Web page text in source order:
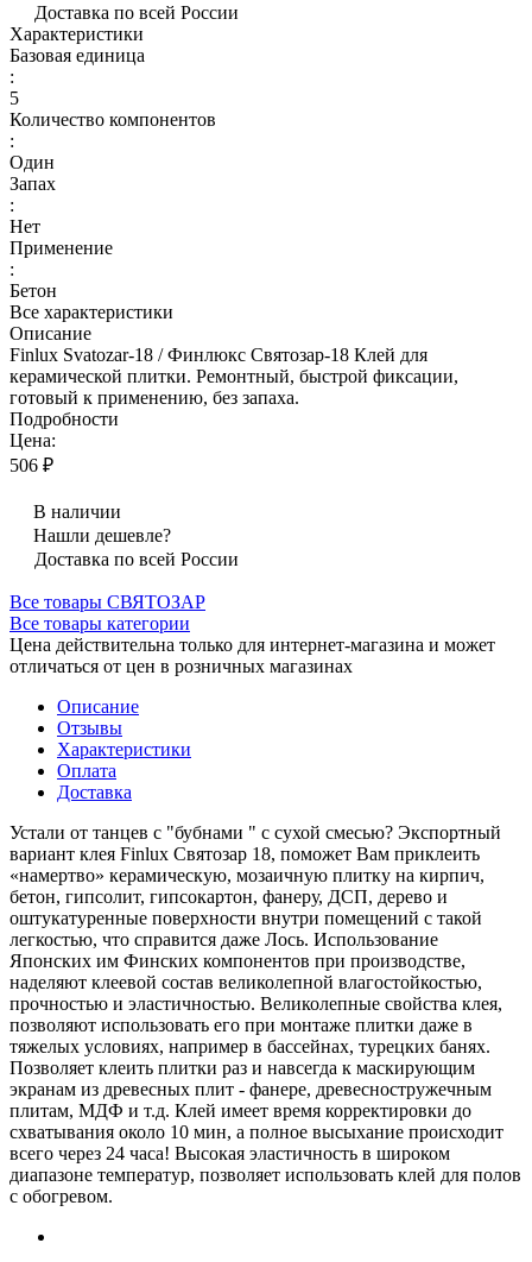
Доставка по всей России
Характеристики
Базовая единица
:
5
Количество компонентов
:
Один
Запах
:
Нет
Применение
:
Бетон
Все характеристики
Описание
Finlux Svatozar-18 / Финлюкс Святозар-18 Клей для
керамической плитки. Ремонтный, быстрой фиксации,
готовый к применению, без запаха.
Подробности
Цена:
506 ₽
В наличии
Нашли дешевле?
Доставка по всей России
Все товары СВЯТОЗАР
Все товары категории
Цена действительна только для интернет-магазина и может
отличаться от цен в розничных магазинах
Описание
Отзывы
Характеристики
Оплата
Доставка
Устали от танцев с "бубнами " с сухой смесью? Экспортный
вариант клея Finlux Святозар 18, поможет Вам приклеить
«намертво» керамическую, мозаичную плитку на кирпич,
бетон, гипсолит, гипсокартон, фанеру, ДСП, дерево и
оштукатуренные поверхности внутри помещений с такой
легкостью, что справится даже Лось. Использование
Японских им Финских компонентов при производстве,
наделяют клеевой состав великолепной влагостойкостью,
прочностью и эластичностью. Великолепные свойства клея,
позволяют использовать его при монтаже плитки даже в
тяжелых условиях, например в бассейнах, турецких банях.
Позволяет клеить плитки раз и навсегда к маскирующим
экранам из древесных плит - фанере, древесностружечным
плитам, МДФ и т.д. Клей имеет время корректировки до
схватывания около 10 мин, а полное высыхание происходит
всего через 24 часа! Высокая эластичность в широком
диапазоне температур, позволяет использовать клей для полов
с обогревом.